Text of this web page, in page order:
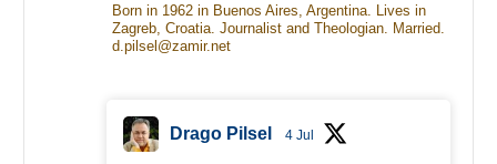
Born in 1962 in Buenos Aires, Argentina. Lives in
Zagreb, Croatia. Journalist and Theologian. Married.
d.pilsel@zamir.net
Drago Pilsel 4 Jul